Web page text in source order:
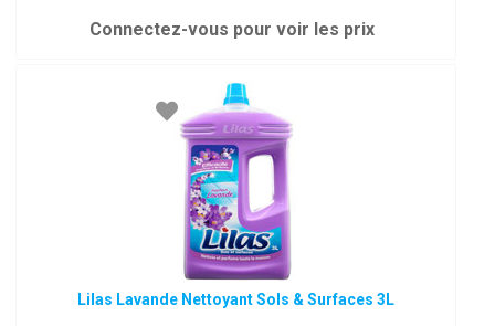
Connectez-vous pour voir les prix
Lilas Lavande Nettoyant Sols & Surfaces 3L